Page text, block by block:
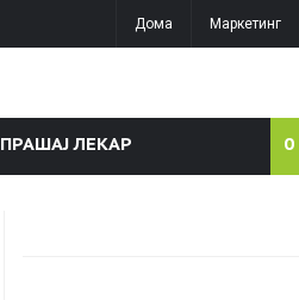
Дома Маркетинг
ПРАШАЈ ЛЕКАР 0